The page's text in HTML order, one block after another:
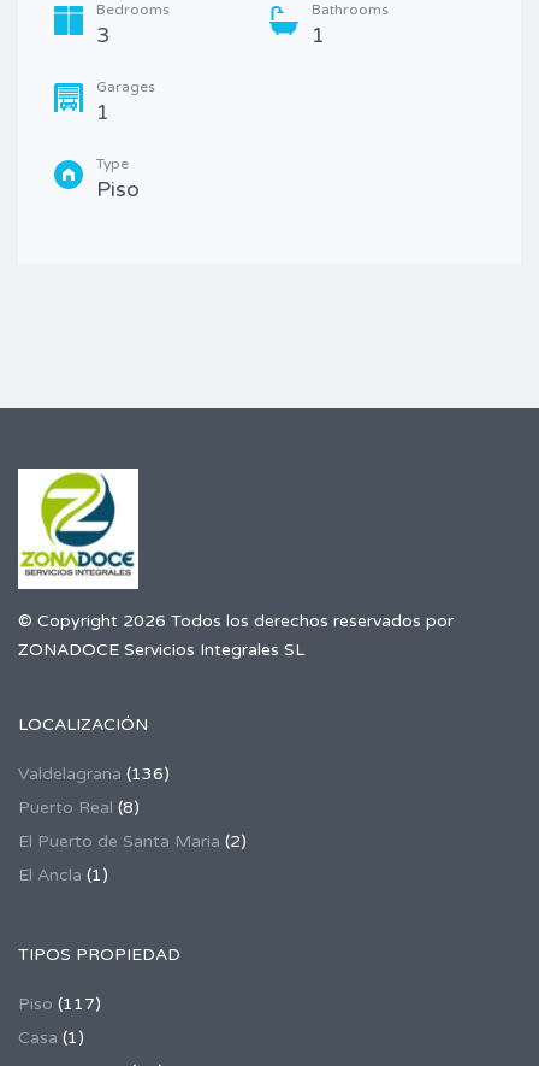
Bedrooms
3
Bathrooms
1
Garages
1
Type
Piso
© Copyright 2026 Todos los derechos reservados por
ZONADOCE Servicios Integrales SL
LOCALIZACIÓN
Valdelagrana (136)
Puerto Real (8)
El Puerto de Santa Maria (2)
El Ancla (1)
TIPOS PROPIEDAD
Piso (117)
Casa (1)